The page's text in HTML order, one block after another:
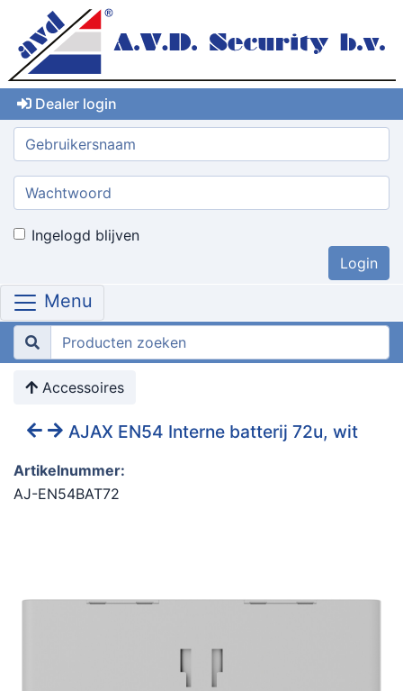
Dealer login
Gebruikersnaam:
Wachtwoord:
Ingelogd blijven
Menu
Accessoires
AJAX EN54 Interne batterij 72u, wit
Artikelnummer:
AJ-EN54BAT72